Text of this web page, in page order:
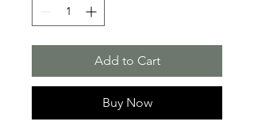
Add to Cart
Buy Now